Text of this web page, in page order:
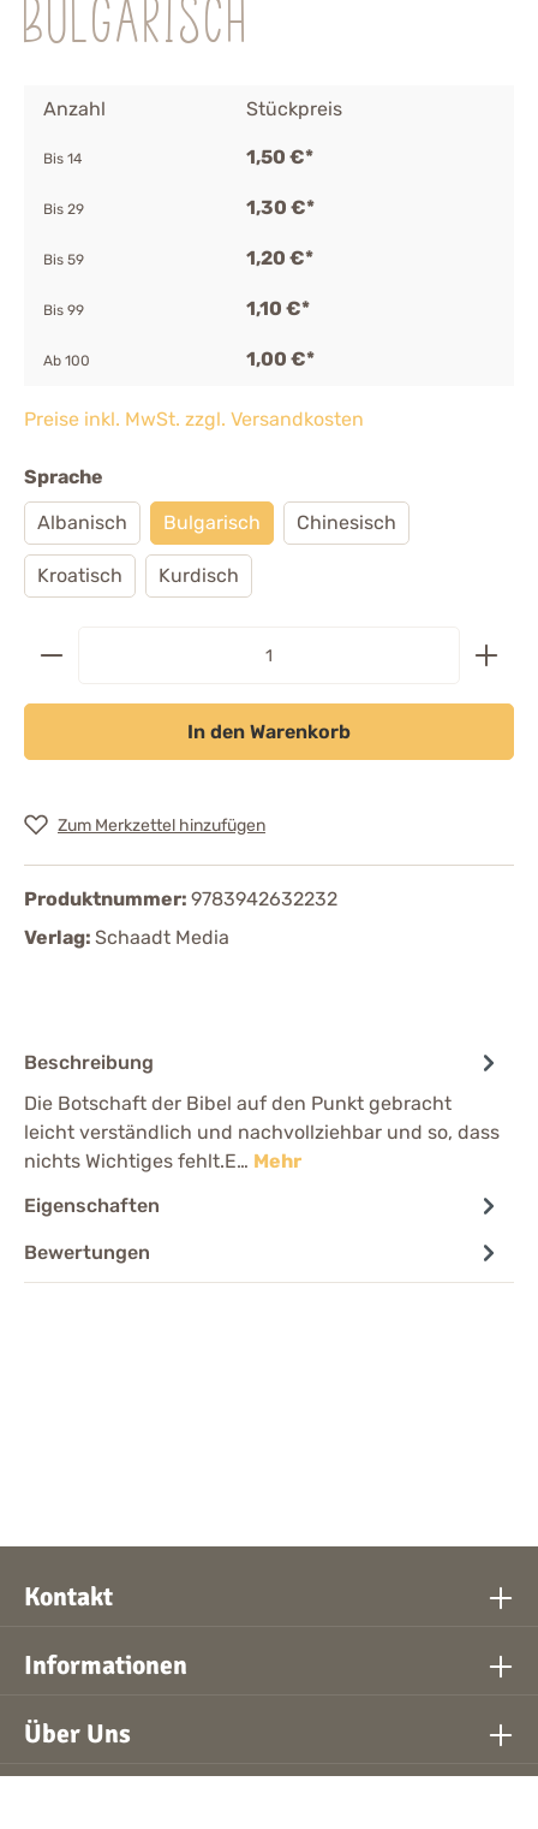
Bulgarisch
Anzahl Stückpreis
Bis 14 1,50 €*
Bis 29 1,30 €*
Bis 59 1,20 €*
Bis 99 1,10 €*
Ab 100 1,00 €*
Preise inkl. MwSt. zzgl. Versandkosten
Sprache
Albanisch
Bulgarisch Chinesisch
Kroatisch Kurdisch
In den Warenkorb
Zum Merkzettel hinzufügen
Produktnummer: 9783942632232
Verlag: Schaadt Media
Beschreibung
Die Botschaft der Bibel auf den Punkt gebracht
leicht verständlich und nachvollziehbar und so, dass
nichts Wichtiges fehlt.E… Mehr
Eigenschaften
Bewertungen
Kontakt
Informationen
Über Uns